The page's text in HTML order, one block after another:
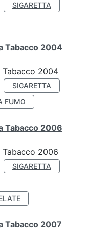
SIGARETTA
Tabacco 2004
Tabacco 2004
SIGARETTA
FUMO
Tabacco 2006
Tabacco 2006
SIGARETTA
Tabacco 2007